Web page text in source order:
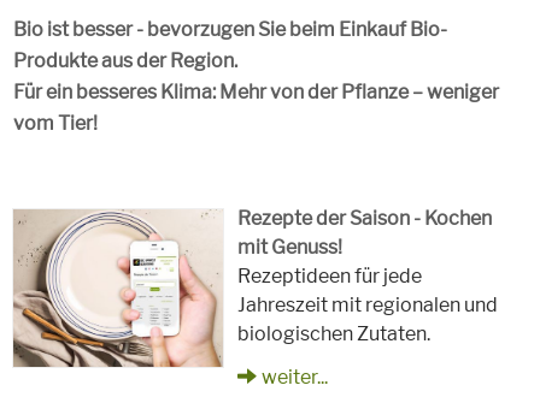
Bio ist besser - bevorzugen Sie beim Einkauf Bio-
Produkte aus der Region.
Für ein besseres Klima: Mehr von der Pflanze – weniger
vom Tier!
Rezepte der Saison - Kochen
mit Genuss!
Rezeptideen für jede
Jahreszeit mit regionalen und
biologischen Zutaten.
weiter...